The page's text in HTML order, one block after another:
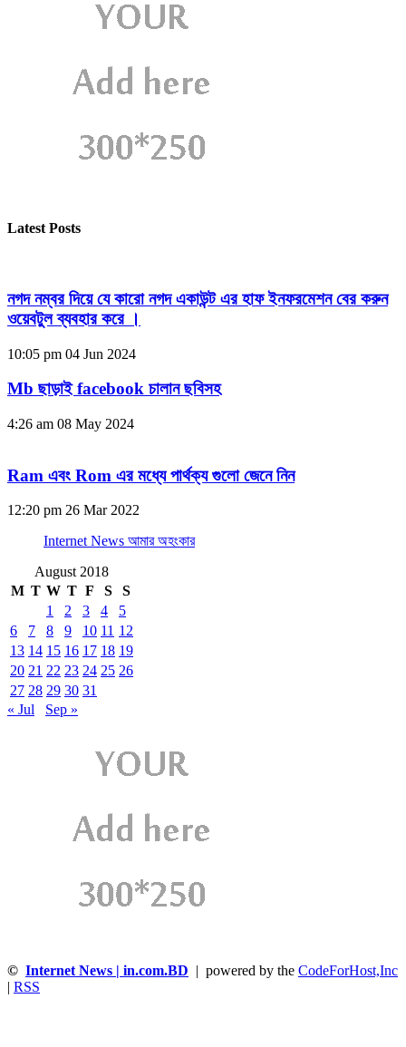
Latest Posts
নগদ নম্বর দিয়ে যে কারো নগদ একাউন্ট এর হাফ ইনফরমেশন বের করুন
ওয়েবটুল ব্যবহার করে ।
10:05 pm 04 Jun 2024
Mb ছাড়াই facebook চালান ছবিসহ
4:26 am 08 May 2024
Ram এবং Rom এর মধ্যে পার্থক্য গুলো জেনে নিন
12:20 pm 26 Mar 2022
Internet News আমার অহংকার
August 2018
M T W T F S
S
1
2 3 4
5
6
7 8 9 10 11 12
13 14 15 16 17 18 19
20 21 22 23 24 25 26
27 28 29 30 31
« Jul
Sep »
© Internet News | in.com.BD | powered by the CodeForHost,Inc
RSS